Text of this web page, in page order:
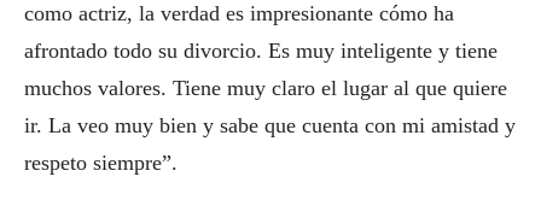
como actriz, la verdad es impresionante cómo ha
afrontado todo su divorcio. Es muy inteligente y tiene
muchos valores. Tiene muy claro el lugar al que quiere
ir. La veo muy bien y sabe que cuenta con mi amistad y
respeto siempre”.